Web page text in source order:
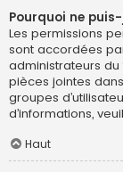
Pourquoi ne
Les permissions
sont accordées
administrateurs
pièces jointes
groupes
d’informations,
Haut